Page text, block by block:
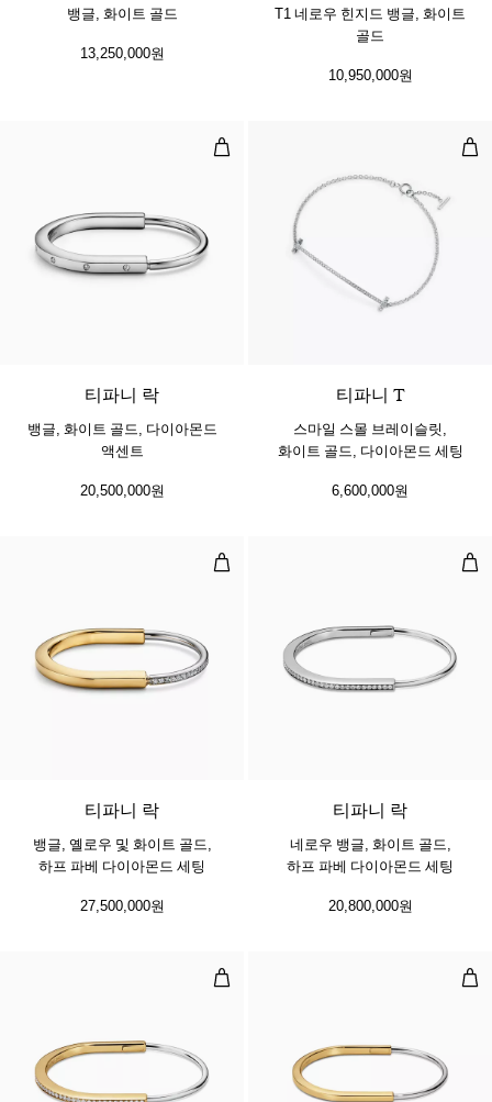
뱅글, 화이트 골드
13,250,000원
T1 네로우 힌지드 뱅글, 화이트
골드
10,950,000원
뱅글, 화이트 골드, 다이아몬드 액센
티파니 락
뱅글, 화이트 골드, 다이아몬드
액센트
20,500,000원
스
티파니 T
스마일 스몰 브레이슬릿,
화이트 골드, 다이아몬드 세팅
6,600,000원
뱅글, 옐로우 및 화이트 골드, 하프
티파니 락
뱅글, 옐로우 및 화이트 골드,
하프 파베 다이아몬드 세팅
27,500,000원
네
티파니 락
네로우 뱅글, 화이트 골드,
하프 파베 다이아몬드 세팅
20,800,000원
네로우 뱅글, 옐로우 및 화이트 골네